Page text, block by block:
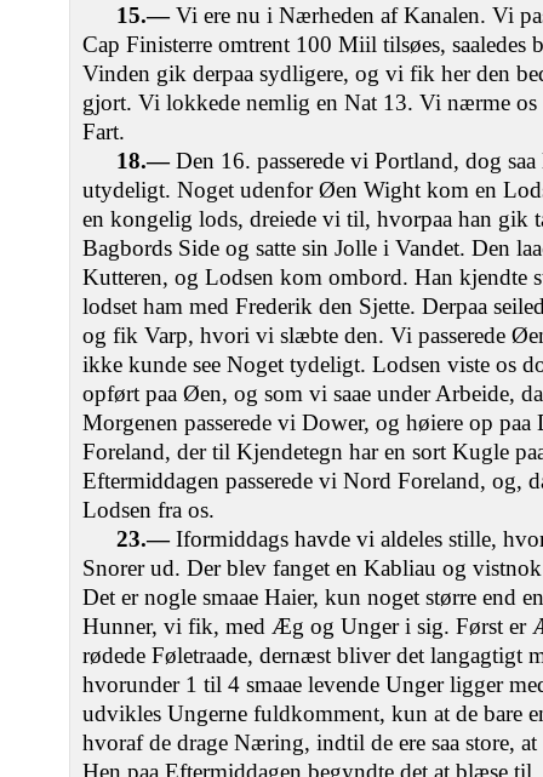
15.—Vi ere nu i Nærheden af Kanalen. Vi
Cap Finisterre omtrent 100 Miil tilsøes, saaledes
Vinden gik derpaa sydligere, og vi fik her den
gjort. Vi lokkede nemlig en Nat 13. Vi nærme
Fart.
18.—Den 16. passerede vi Portland, dog
utydeligt. Noget udenfor Øen Wight kom en
en kongelig lods, dreiede vi til, hvorpaa han gik
Bagbords Side og satte sin Jolle i Vandet. Den
Kutteren, og Lodsen kom ombord. Han kjendte
lodset ham med Frederik den Sjette. Derpaa
og fik Varp, hvori vi slæbte den. Vi passerede
ikke kunde see Noget tydeligt. Lodsen viste os
opført paa Øen, og som vi saae under Arbeide,
Morgenen passerede vi Dower, og høiere op
Foreland, der til Kjendetegn har en sort Kugle
Eftermiddagen passerede vi Nord Foreland, og,
Lodsen fra os.
23.—Iformiddags havde vi aldeles stille,
Snorer ud. Der blev fanget en Kabliau og
Det er nogle smaae Haier, kun noget større end
Hunner, vi fik, med Æg og Unger i sig. Først er
rødede Føletraade, dernæst bliver det langagtigt
hvorunder 1 til 4 smaae levende Unger ligger
udvikles Ungerne fuldkomment, kun at de bare
hvoraf de drage Næring, indtil de ere saa store,
Hen paa Eftermiddagen begyndte det at blæse